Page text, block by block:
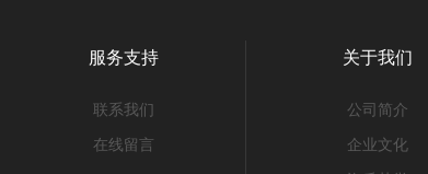
服务支持
联系我们
在线留言
关于我们
公司简介
企业文化